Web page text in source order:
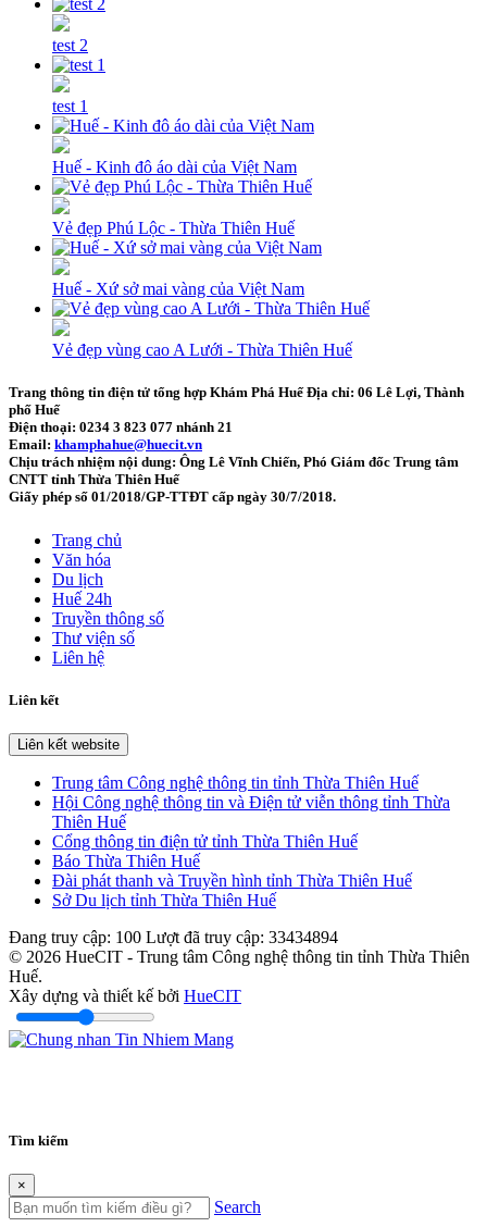
test 2
test 1
Huế - Kinh đô áo dài của Việt Nam
Vẻ đẹp Phú Lộc - Thừa Thiên Huế
Huế - Xứ sở mai vàng của Việt Nam
Vẻ đẹp vùng cao A Lưới - Thừa Thiên Huế
Trang thông tin điện tử tổng hợp Khám Phá Huế Địa chỉ: 06 Lê Lợi, Thành
phố Huế
Điện thoại: 0234 3 823 077 nhánh 21
Email: khamphahue@huecit.vn
Chịu trách nhiệm nội dung: Ông Lê Vĩnh Chiến, Phó Giám đốc Trung tâm
CNTT tỉnh Thừa Thiên Huế
Giấy phép số 01/2018/GP-TTĐT cấp ngày 30/7/2018.
Trang chủ
Văn hóa
Du lịch
Huế 24h
Truyền thông số
Thư viện số
Liên hệ
Liên kết
Liên kết website
Trung tâm Công nghệ thông tin tỉnh Thừa Thiên Huế
Hội Công nghệ thông tin và Điện tử viễn thông tỉnh Thừa
Thiên Huế
Cổng thông tin điện tử tỉnh Thừa Thiên Huế
Báo Thừa Thiên Huế
Đài phát thanh và Truyền hình tỉnh Thừa Thiên Huế
Sở Du lịch tỉnh Thừa Thiên Huế
Đang truy cập: 100 Lượt đã truy cập: 33434894
© 2026 HueCIT - Trung tâm Công nghệ thông tin tỉnh Thừa Thiên
Huế.
Xây dựng và thiết kế bởi HueCIT
Tìm kiếm
×
Search